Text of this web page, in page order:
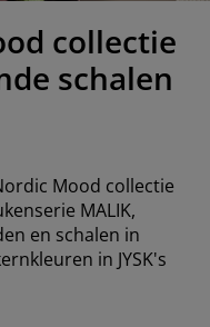
collectie
schalen
Mood collectie
MALIK,
en schalen in
in JYSK's